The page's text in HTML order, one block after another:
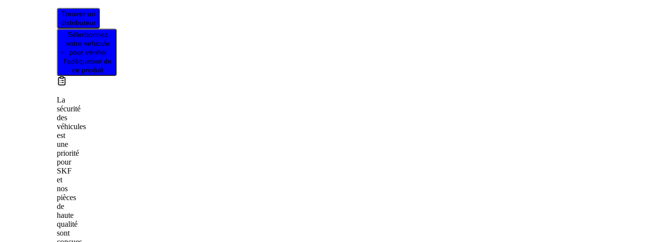
Trouver un
distributeur
Sélectionnez
votre véhicule
pour vérifier
l’adéquation de
ce produit
La
sécurité
des
véhicules
est
une
priorité
pour
SKF
et
nos
pièces
de
haute
qualité
sont